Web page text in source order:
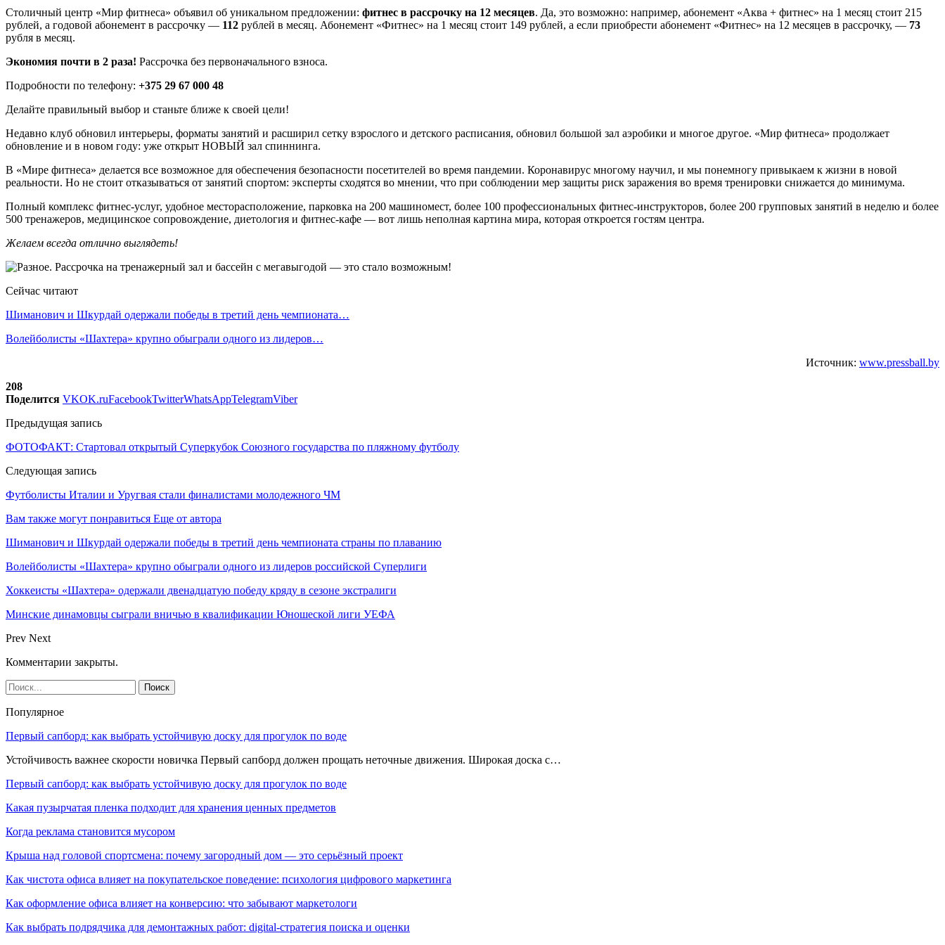
Столичный центр «Мир фитнеса» объявил об уникальном предложении: фитнес в рассрочку на 12 месяцев. Да, это возможно: например, абонемент «Аква + фитнес» на 1 месяц стоит 215
рублей, а годовой абонемент в рассрочку — 112 рублей в месяц. Абонемент «Фитнес» на 1 месяц стоит 149 рублей, а если приобрести абонемент «Фитнес» на 12 месяцев в рассрочку, — 73
рубля в месяц.
Экономия почти в 2 раза! Рассрочка без первоначального взноса.
Подробности по телефону: +375 29 67 000 48
Делайте правильный выбор и станьте ближе к своей цели!
Недавно клуб обновил интерьеры, форматы занятий и расширил сетку взрослого и детского расписания, обновил большой зал аэробики и многое другое. «Мир фитнеса» продолжает
обновление и в новом году: уже открыт НОВЫЙ зал спиннинга.
В «Мире фитнеса» делается все возможное для обеспечения безопасности посетителей во время пандемии. Коронавирус многому научил, и мы понемногу привыкаем к жизни в новой
реальности. Но не стоит отказываться от занятий спортом: эксперты сходятся во мнении, что при соблюдении мер защиты риск заражения во время тренировки снижается до минимума.
Полный комплекс фитнес-услуг, удобное месторасположение, парковка на 200 машиномест, более 100 профессиональных фитнес-инструкторов, более 200 групповых занятий в неделю и более
500 тренажеров, медицинское сопровождение, диетология и фитнес-кафе — вот лишь неполная картина мира, которая откроется гостям центра.
Желаем всегда отлично выглядеть!
Сейчас читают
Шиманович и Шкурдай одержали победы в третий день чемпионата…
Волейболисты «Шахтера» крупно обыграли одного из лидеров…
Источник: www.pressball.by
208
Поделится VKOK.ruFacebookTwitterWhatsAppTelegramViber
Предыдущая запись
ФОТОФАКТ: Стартовал открытый Суперкубок Союзного государства по пляжному футболу
Следующая запись
Футболисты Италии и Уругвая стали финалистами молодежного ЧМ
Вам также могут понравиться Еще от автора
Шиманович и Шкурдай одержали победы в третий день чемпионата страны по плаванию
Волейболисты «Шахтера» крупно обыграли одного из лидеров российской Суперлиги
Хоккеисты «Шахтера» одержали двенадцатую победу кряду в сезоне экстралиги
Минские динамовцы сыграли вничью в квалификации Юношеской лиги УЕФА
Prev Next
Комментарии закрыты.
Популярное
Первый сапборд: как выбрать устойчивую доску для прогулок по воде
Устойчивость важнее скорости новичка Первый сапборд должен прощать неточные движения. Широкая доска с…
Первый сапборд: как выбрать устойчивую доску для прогулок по воде
Какая пузырчатая пленка подходит для хранения ценных предметов
Когда реклама становится мусором
Крыша над головой спортсмена: почему загородный дом — это серьёзный проект
Как чистота офиса влияет на покупательское поведение: психология цифрового маркетинга
Как оформление офиса влияет на конверсию: что забывают маркетологи
Как выбрать подрядчика для демонтажных работ: digital-стратегия поиска и оценки